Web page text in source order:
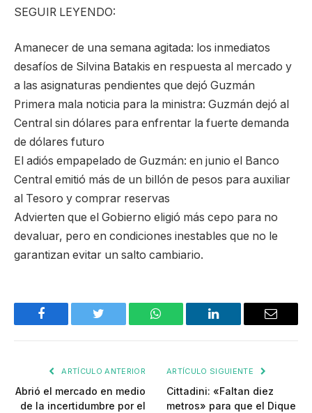
SEGUIR LEYENDO:
Amanecer de una semana agitada: los inmediatos
desafíos de Silvina Batakis en respuesta al mercado y
a las asignaturas pendientes que dejó Guzmán
Primera mala noticia para la ministra: Guzmán dejó al
Central sin dólares para enfrentar la fuerte demanda
de dólares futuro
El adiós empapelado de Guzmán: en junio el Banco
Central emitió más de un billón de pesos para auxiliar
al Tesoro y comprar reservas
Advierten que el Gobierno eligió más cepo para no
devaluar, pero en condiciones inestables que no le
garantizan evitar un salto cambiario.
Facebook Twitter WhatsApp LinkedIn Email
ARTÍCULO ANTERIOR
Abrió el mercado en medio
de la incertidumbre por el
ARTÍCULO SIGUIENTE
Cittadini: «Faltan diez
metros» para que el Dique